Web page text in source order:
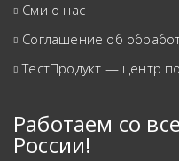
Сми о нас
Соглашение об
ТестПродукт — центр
Работаем со
России!